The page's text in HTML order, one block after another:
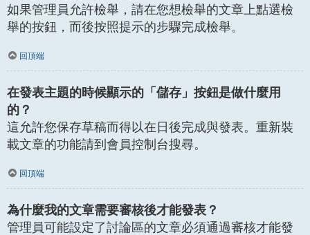
如果管理員允許檢舉，請在您想檢舉的文章上點選檢
舉的按鈕，而後按照提示的步驟完成檢舉。
回頂端
在發表主題的時候顯示的「儲存」按鈕是做什麼用
的？
這允許您保存草稿而得以在日後完成與發表。重新裝
載文章的功能請到會員控制台搜尋。
回頂端
為什麼我的文章需要審核後才能發表？
管理員可能設定了討論區的文章必須通過審核才能發